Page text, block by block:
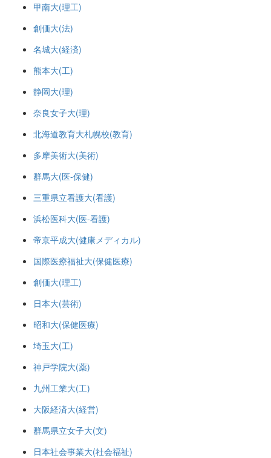
甲南大(理工)
創価大(法)
名城大(経済)
熊本大(工)
静岡大(理)
奈良女子大(理)
北海道教育大札幌校(教育)
多摩美術大(美術)
群馬大(医-保健)
三重県立看護大(看護)
浜松医科大(医-看護)
帝京平成大(健康メディカル)
国際医療福祉大(保健医療)
創価大(理工)
日本大(芸術)
昭和大(保健医療)
埼玉大(工)
神戸学院大(薬)
九州工業大(工)
大阪経済大(経営)
群馬県立女子大(文)
日本社会事業大(社会福祉)